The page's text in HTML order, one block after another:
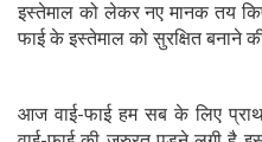
इस्तेमाल को लेकर नए मानक तय किए
फाई के इस्तेमाल को सुरक्षित बनाने
आज वाई-फाई हम सब के लिए